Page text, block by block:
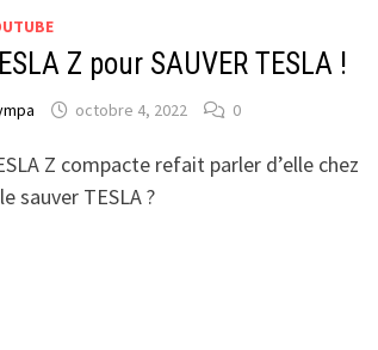
Z pour SAUVER TESLA !
octobre 4, 2022 0
Z compacte refait parler d’elle chez
sauver TESLA ?